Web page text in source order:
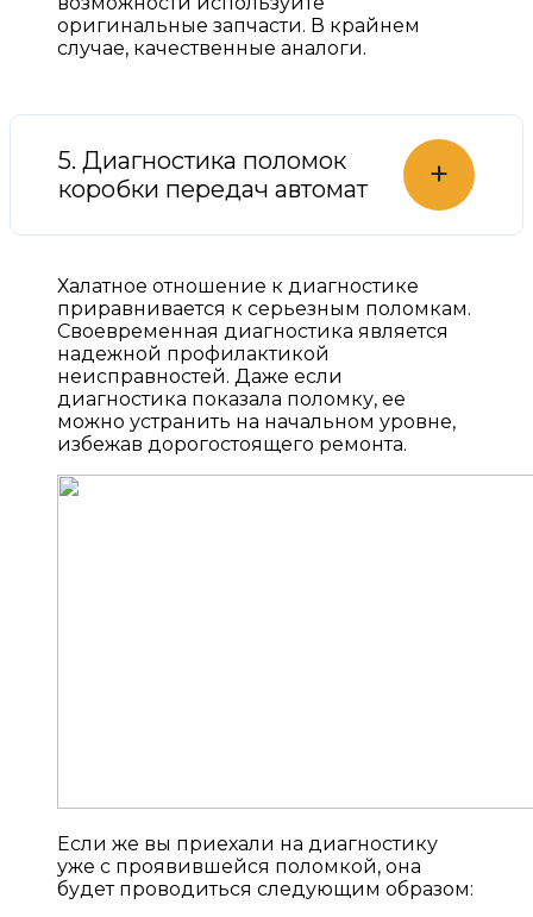
оригинальные запчасти. В крайнем
случае, качественные аналоги.
5. Диагностика поломок
коробки передач автомат
+
Халатное отношение к диагностике
приравнивается к серьезным поломкам.
Своевременная диагностика является
надежной профилактикой
неисправностей. Даже если
диагностика показала поломку, ее
можно устранить на начальном уровне,
избежав дорогостоящего ремонта.
Если же вы приехали на диагностику
уже с проявившейся поломкой, она
будет проводиться следующим образом: